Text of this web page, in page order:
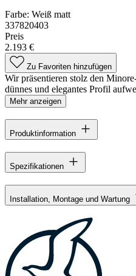
Farbe: Weiß matt
337820403
Preis
2.193 €
Zu Favoriten hinzufügen
Wir präsentieren stolz den
dünnes und elegantes Profil
Mehr anzeigen
Produktinformation
Spezifikationen
Installation, Montage und Wartung